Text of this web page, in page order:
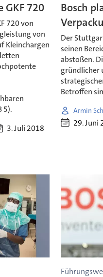
720
720 von
von
Kleinchargen
5).
3. Juli 2018
Bosch
Der
seinen
abstoßen.
gründlicher
Betroffen
Armin
29. Juni